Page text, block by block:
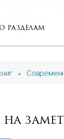
разделам
»